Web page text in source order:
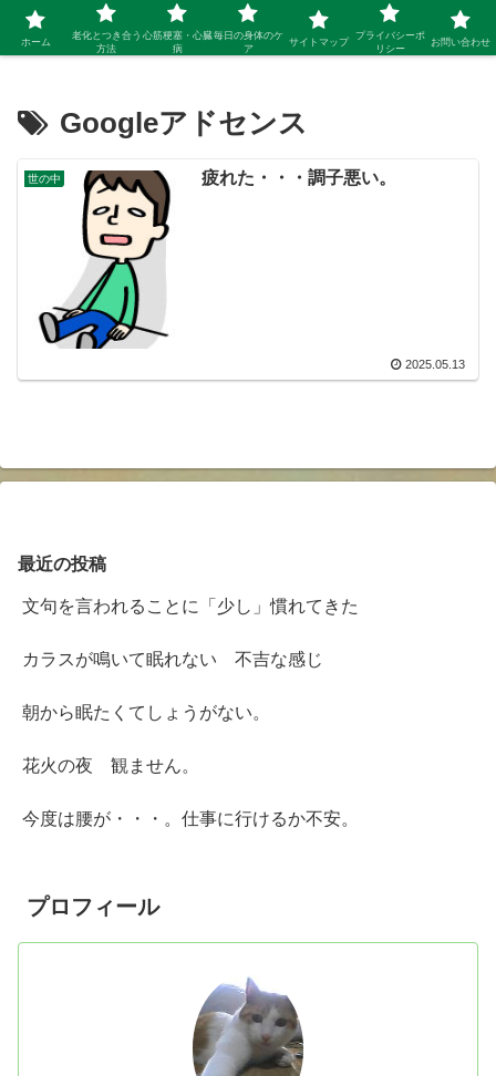
シニア 新しい人生を開拓するブログ
Googleアドセンス
世の中 疲れた・・・調子悪い。
2025.05.13
最近の投稿
文句を言われることに「少し」慣れてきた
カラスが鳴いて眠れない 不吉な感じ
朝から眠たくてしょうがない。
花火の夜 観ません。
今度は腰が・・・。仕事に行けるか不安。
プロフィール
ホーム
老化とつき合う
方法
心筋梗塞・心臓
病
毎日の身体のケ
ア
サイトマップ
プライバシーポ
リシー
お問い合わせ